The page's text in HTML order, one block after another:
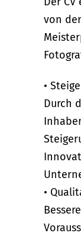
von
•
Durch
•